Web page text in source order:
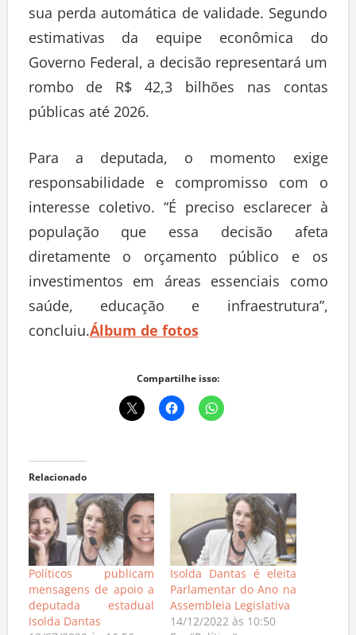
sua perda automática de validade. Segundo
estimativas da equipe econômica do
Governo Federal, a decisão representará um
rombo de R$ 42,3 bilhões nas contas
públicas até 2026.
Para a deputada, o momento exige
responsabilidade e compromisso com o
interesse coletivo. “É preciso esclarecer à
população que essa decisão afeta
diretamente o orçamento público e os
investimentos em áreas essenciais como
saúde, educação e infraestrutura”,
concluiu.Álbum de fotos
Compartilhe isso:
Relacionado
Políticos publicam
mensagens de apoio a
deputada estadual
Isolda Dantas
Isolda Dantas é eleita
Parlamentar do Ano na
Assembleia Legislativa
14/12/2022 às 10:50